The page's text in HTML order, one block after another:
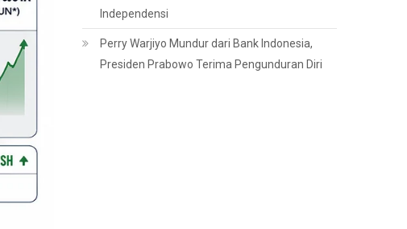
Independensi
Perry Warjiyo Mundur dari Bank Indonesia,
Presiden Prabowo Terima Pengunduran Diri